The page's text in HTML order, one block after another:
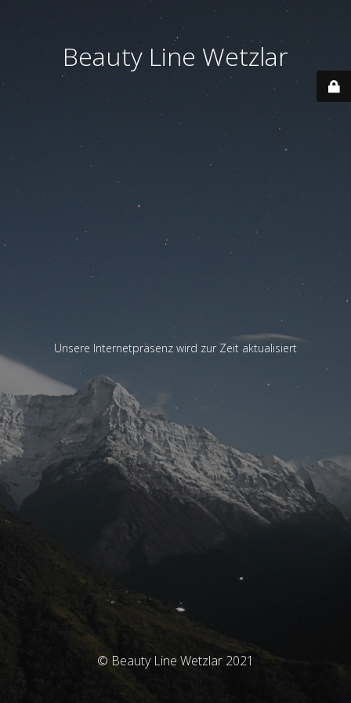
Beauty Line Wetzlar
Unsere Internetpräsenz wird zur Zeit aktualisiert
© Beauty Line Wetzlar 2021